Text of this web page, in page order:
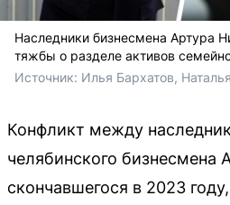
Наследники бизнесмена Артура
тяжбы о разделе активов
Источник: Илья Бархатов,
Конфликт между
челябинского бизнесмена
скончавшегося в 2023